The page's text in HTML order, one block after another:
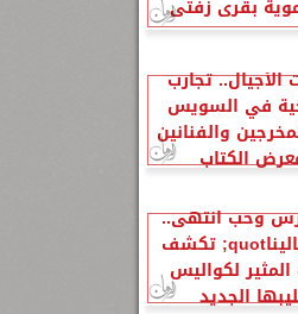
بقرى زفتى
الأجيال.. تجارب
في السويس
والفنانين
الكتاب
وحب انتهى..
quot;ياليناquot; تكشف
المثير لكواليس
الجديد